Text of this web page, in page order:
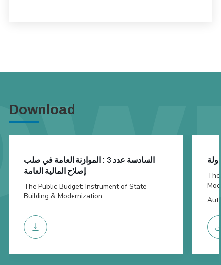
Download
السادسة عدد 3 : الموازنة العامة في صلب
إصلاح المالية العامة
The Public Budget: Instrument of State
Building & Modernization